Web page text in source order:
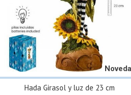
Hada Girasol y luz de 23 cm